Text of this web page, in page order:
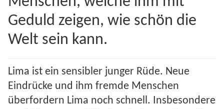
Spenden 2023
Juli bis Dezember 2023
Januar bis Juni 2023
Spenden 2022
Geduld zeigen, wie schön die
Welt sein kann.
Lima ist ein sensibler junger Rüde. Neue
Eindrücke und ihm fremde Menschen
überfordern Lima noch schnell. Insbesondere